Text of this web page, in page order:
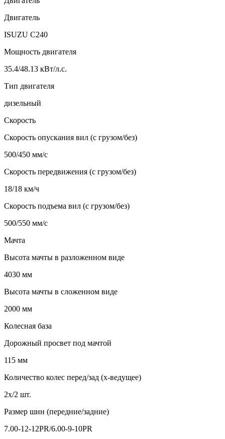
Двигатель
ISUZU C240
Мощность двигателя
35.4/48.13 кВт/л.с.
Тип двигателя
дизельный
Скорость
Скорость опускания вил (с грузом/без)
500/450 мм/с
Скорость передвижения (с грузом/без)
18/18 км/ч
Скорость подъема вил (с грузом/без)
500/550 мм/с
Мачта
Высота мачты в разложенном виде
4030 мм
Высота мачты в сложенном виде
2000 мм
Колесная база
Дорожный просвет под мачтой
115 мм
Количество колес перед/зад (x-ведущее)
2x/2 шт.
Размер шин (передние/задние)
7.00-12-12PR/6.00-9-10PR